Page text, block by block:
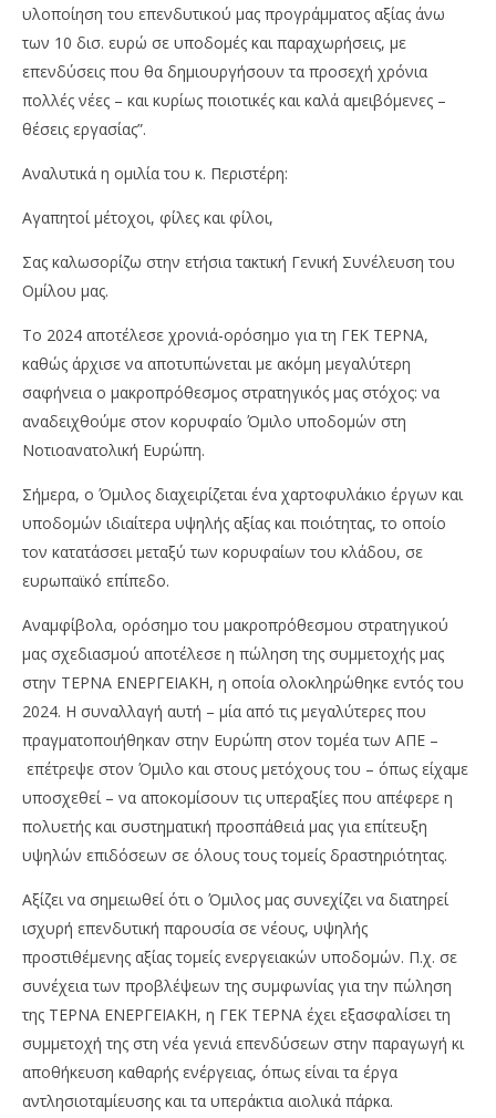
NOW VIEWING
Γ. Περιστέρης: «Σε ένα νέο, δυναμικό κύκλο
ανάπτυξης εισέρχεται η ΓΕΚ ΤΕΡΝΑ»
11/06/2025
press-
υλοποίηση του επενδυτικού μας προγράμματος αξίας άνω
των 10 δισ. ευρώ σε υποδομές και παραχωρήσεις, με
επενδύσεις που θα δημιουργήσουν τα προσεχή χρόνια
πολλές νέες – και κυρίως ποιοτικές και καλά αμειβόμενες –
θέσεις εργασίας”.
Αναλυτικά η ομιλία του κ. Περιστέρη:
Αγαπητοί μέτοχοι, φίλες και φίλοι,
Σας καλωσορίζω στην ετήσια τακτική Γενική Συνέλευση του
Ομίλου μας.
Το 2024 αποτέλεσε χρονιά-ορόσημο για τη ΓΕΚ ΤΕΡΝΑ,
καθώς άρχισε να αποτυπώνεται με ακόμη μεγαλύτερη
σαφήνεια ο μακροπρόθεσμος στρατηγικός μας στόχος: να
αναδειχθούμε στον κορυφαίο Όμιλο υποδομών στη
Νοτιοανατολική Ευρώπη.
Σήμερα, ο Όμιλος διαχειρίζεται ένα χαρτοφυλάκιο έργων και
υποδομών ιδιαίτερα υψηλής αξίας και ποιότητας, το οποίο
τον κατατάσσει μεταξύ των κορυφαίων του κλάδου, σε
ευρωπαϊκό επίπεδο.
Αναμφίβολα, ορόσημο του μακροπρόθεσμου στρατηγικού
μας σχεδιασμού αποτέλεσε η πώληση της συμμετοχής μας
στην ΤΕΡΝΑ ΕΝΕΡΓΕΙΑΚΗ, η οποία ολοκληρώθηκε εντός του
2024. Η συναλλαγή αυτή – μία από τις μεγαλύτερες που
πραγματοποιήθηκαν στην Ευρώπη στον τομέα των ΑΠΕ –
επέτρεψε στον Όμιλο και στους μετόχους του – όπως είχαμε
υποσχεθεί – να αποκομίσουν τις υπεραξίες που απέφερε η
πολυετής και συστηματική προσπάθειά μας για επίτευξη
υψηλών επιδόσεων σε όλους τους τομείς δραστηριότητας.
Αξίζει να σημειωθεί ότι ο Όμιλος μας συνεχίζει να διατηρεί
ισχυρή επενδυτική παρουσία σε νέους, υψηλής
προστιθέμενης αξίας τομείς ενεργειακών υποδομών. Π.χ. σε
συνέχεια των προβλέψεων της συμφωνίας για την πώληση
της ΤΕΡΝΑ ΕΝΕΡΓΕΙΑΚΗ, η ΓΕΚ ΤΕΡΝΑ έχει εξασφαλίσει τη
συμμετοχή της στη νέα γενιά επενδύσεων στην παραγωγή κι
αποθήκευση καθαρής ενέργειας, όπως είναι τα έργα
αντλησιοταμίευσης και τα υπεράκτια αιολικά πάρκα.